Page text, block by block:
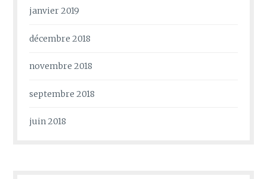
janvier 2019
décembre 2018
novembre 2018
septembre 2018
juin 2018